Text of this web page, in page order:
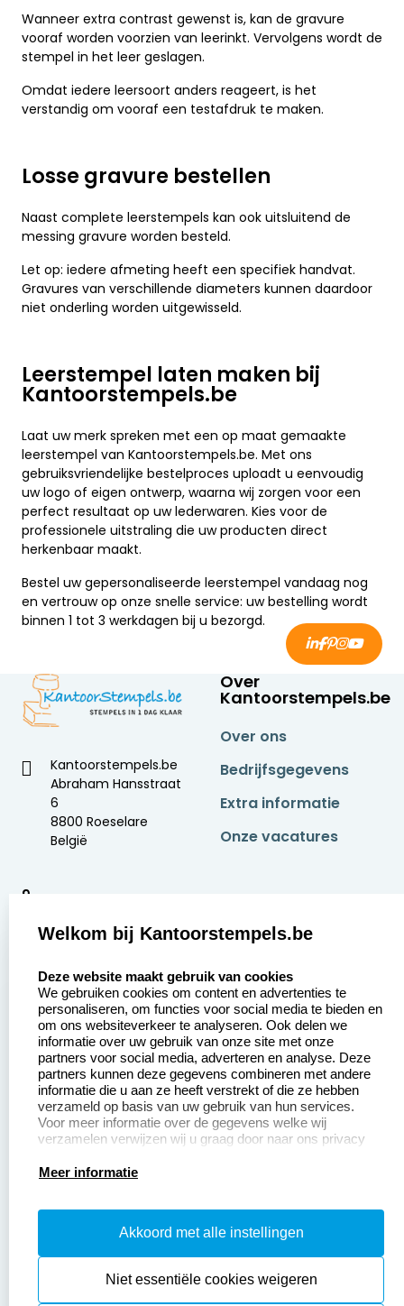
Wanneer extra contrast gewenst is, kan de gravure
vooraf worden voorzien van leerinkt. Vervolgens wordt de
stempel in het leer geslagen.
Omdat iedere leersoort anders reageert, is het
verstandig om vooraf een testafdruk te maken.
Losse gravure bestellen
Naast complete leerstempels kan ook uitsluitend de
messing gravure worden besteld.
Let op: iedere afmeting heeft een specifiek handvat.
Gravures van verschillende diameters kunnen daardoor
niet onderling worden uitgewisseld.
Leerstempel laten maken bij
Kantoorstempels.be
Laat uw merk spreken met een op maat gemaakte
leerstempel van Kantoorstempels.be. Met ons
gebruiksvriendelijke bestelproces uploadt u eenvoudig
uw logo of eigen ontwerp, waarna wij zorgen voor een
perfect resultaat op uw lederwaren. Kies voor de
professionele uitstraling die uw producten direct
herkenbaar maakt.
Bestel uw gepersonaliseerde leerstempel vandaag nog
en vertrouw op onze snelle service: uw bestelling wordt
binnen 1 tot 3 werkdagen bij u bezorgd.
Kantoorstempels.be
Abraham Hansstraat
6
8800 Roeselare
België
9
Over
Kantoorstempels.be
Over ons
Bedrijfsgegevens
Extra informatie
Onze vacatures
Aanvraag op maat
Betaling &
Verzending
Wederverkoper
worden
Contact opnemen
Veel gestelde vragen
Retourneren
Herroepingsrecht
Productinformatie:
Instructiepagina
Safety Sheets
Welkom bij Kantoorstempels.be
Deze website maakt gebruik van cookies
We gebruiken cookies om content en advertenties te
personaliseren, om functies voor social media te bieden en
om ons websiteverkeer te analyseren. Ook delen we
informatie over uw gebruik van onze site met onze
partners voor social media, adverteren en analyse. Deze
partners kunnen deze gegevens combineren met andere
informatie die u aan ze heeft verstrekt of die ze hebben
verzameld op basis van uw gebruik van hun services.
Voor meer informatie over de gegevens welke wij
verzamelen verwijzen wij u graag door naar ons privacy
Meer informatie
Akkoord met alle instellingen
Niet essentiële cookies weigeren